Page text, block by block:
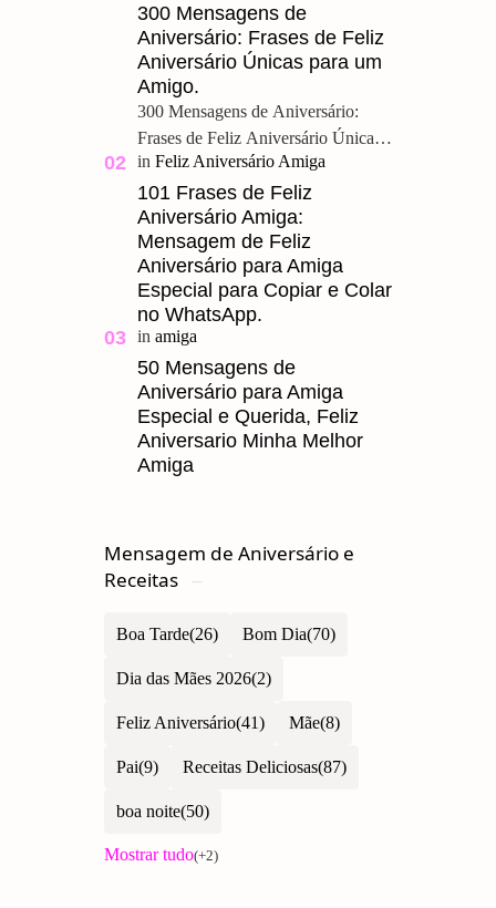
300 Mensagens de
Aniversário: Frases de Feliz
Aniversário Únicas para um
Amigo.
300 Mensagens de Aniversário:
Frases de Feliz Aniversário Únicas
para um Amigo. Feliz Aniversário
Meu Querido, u ma grande amizade
é um presente pre…
101 Frases de Feliz
Aniversário Amiga:
Mensagem de Feliz
Aniversário para Amiga
Especial para Copiar e Colar
no WhatsApp.
50 Mensagens de
Aniversário para Amiga
Especial e Querida, Feliz
Aniversario Minha Melhor
Amiga
Mensagem de Aniversário e
Receitas
Boa Tarde Bom Dia
Dia das Mães 2026
Feliz Aniversário Mãe
Pai Receitas Deliciosas
boa noite